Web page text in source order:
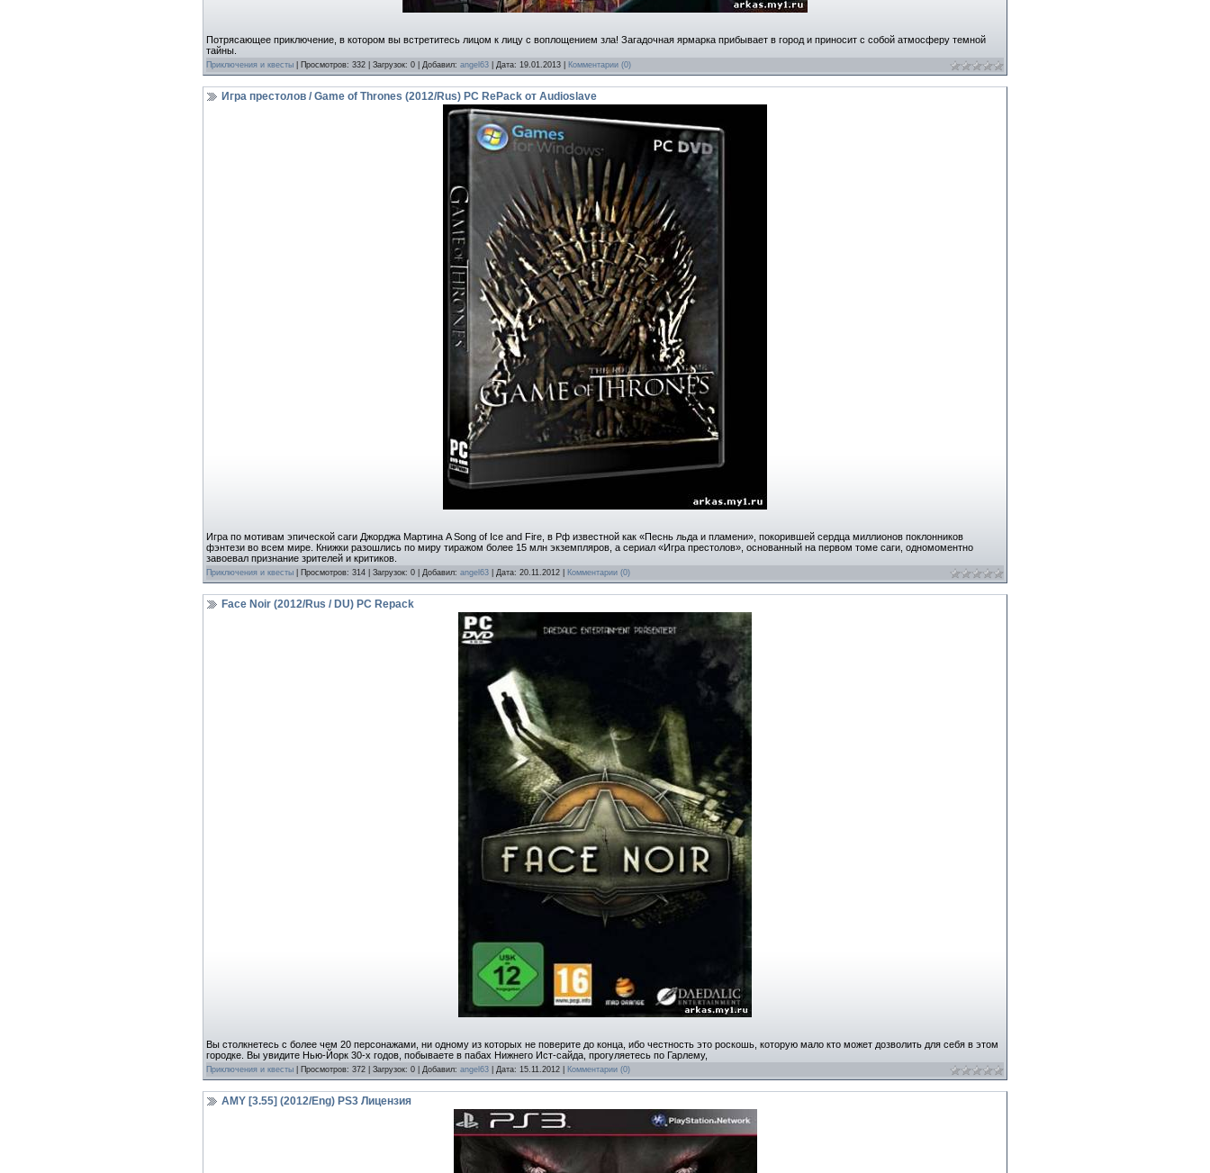
Потрясающее приключение, в котором вы встретитесь лицом к лицу с воплощением зла! Загадочная ярмарка прибывает в город и приносит с собой атмосферу темной
тайны.
Приключения и квесты | Просмотров: 332 | Загрузок: 0 | Добавил: angel63 | Дата: 19.01.2013 Комментарии (0)
Игра престолов / Game of Thrones (2012/Rus) PC RePack от Audioslave
Игра по мотивам эпической саги Джорджа Мартина A Song of Ice and Fire, в Рф известной как «Песнь льда и пламени», покорившей сердца миллионов поклонников
фэнтези во всем мире. Книжки разошлись по миру тиражом более 15 млн экземпляров, а сериал «Игра престолов», основанный на первом томе саги, одномоментно
завоевал признание зрителей и критиков.
Приключения и квесты | Просмотров: 314 | Загрузок: 0 | Добавил: angel63 | Дата: 20.11.2012 Комментарии (0)
Face Noir (2012/Rus / DU) PC Repack
Вы столкнетесь с более чем 20 персонажами, ни одному из которых не поверите до конца, ибо честность это роскошь, которую мало кто может дозволить для себя в этом
городке. Вы увидите Нью-Йорк 30-х годов, побываете в пабах Нижнего Ист-сайда, прогуляетесь по Гарлему,
Приключения и квесты | Просмотров: 372 | Загрузок: 0 | Добавил: angel63 | Дата: 15.11.2012 Комментарии (0)
AMY [3.55] (2012/Eng) PS3 Лицензия